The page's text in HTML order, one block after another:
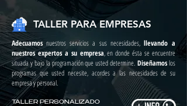
TALLER PARA EMPRESAS
Adecuamosnuestros servicios a sus necesidades, llevando a
nuestros expertos a su empresa, en donde ésta se encuentre
situada y bajo la programación que usted determine.Diseñamoslos
programas que usted necesite, acordes a las necesidades de su
empresa y personal.
TALLER PERSONALIZADO